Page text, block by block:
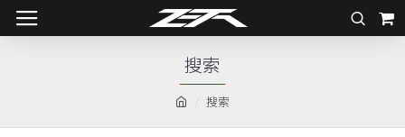
搜索
搜索